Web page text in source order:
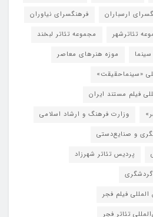
ارسباران
فرهنگسرای نیاوران
تئاترشهر
مجموعه تئاتر لبخند
موزه هنرهای معاصر
«سینماحقیقت»
فیلم مستند ایران
وزارت فرهنگ و ارشاد اسلامی
و صنایع‌دستی
پردیس تئاتر شهرزاد
فیلم فجر
تئاتر فجر